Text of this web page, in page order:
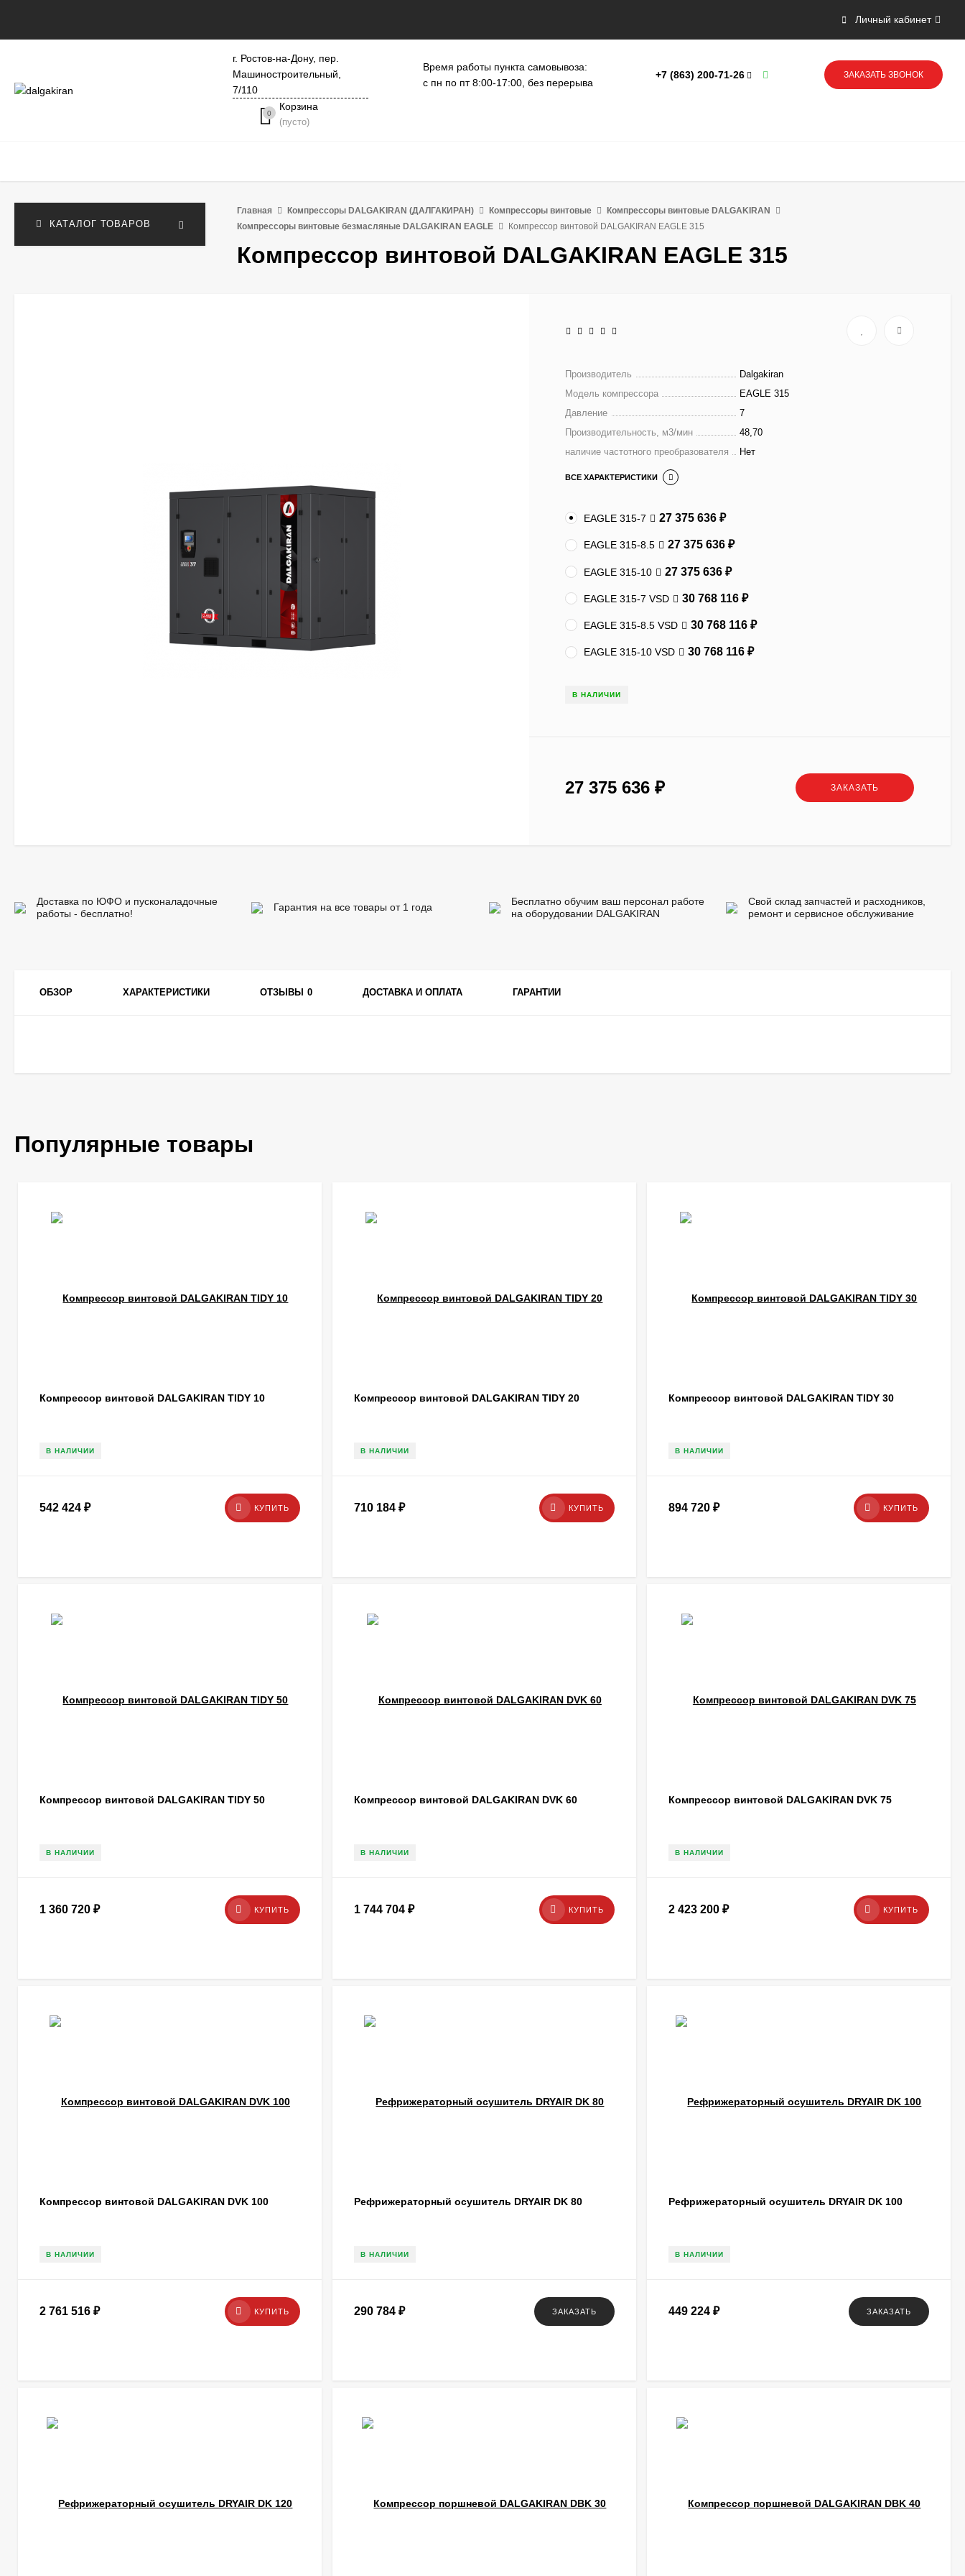
Личный кабинет
г. Ростов-на-Дону, пер.
Машиностроительный,
7/110
Время работы пункта самовывоза:
с пн по пт 8:00-17:00, без перерыва
+7 (863) 200-71-26 ЗАКАЗАТЬ ЗВОНОК
0
Корзина
(пусто)
КАТАЛОГ ТОВАРОВ
Главная Компрессоры DALGAKIRAN (ДАЛГАКИРАН) Компрессоры винтовые
Компрессоры винтовые DALGAKIRAN
Компрессоры винтовые безмасляные DALGAKIRAN EAGLE
Компрессор винтовой DALGAKIRAN EAGLE 315
Компрессор винтовой DALGAKIRAN EAGLE 315
Производитель
Dalgakiran
Модель компрессора
EAGLE 315
Давление
7
Производительность, м3/мин
48,70
наличие частотного преобразователя
Нет
ВСЕ ХАРАКТЕРИСТИКИ
EAGLE 315-7 27 375 636 ₽
EAGLE 315-8.5 27 375 636 ₽
EAGLE 315-10 27 375 636 ₽
EAGLE 315-7 VSD 30 768 116 ₽
EAGLE 315-8.5 VSD 30 768 116 ₽
EAGLE 315-10 VSD 30 768 116 ₽
В НАЛИЧИИ
27 375 636 ЗАКАЗАТЬ
Доставка по ЮФО и пусконаладочные
работы - бесплатно!
Гарантия на все товары от 1 года
Бесплатно обучим ваш персонал работе
на оборудовании DALGAKIRAN
Свой склад запчастей и расходников,
ремонт и сервисное обслуживание
ОБЗОР ХАРАКТЕРИСТИКИ ОТЗЫВЫ 0 ДОСТАВКА И ОПЛАТА ГАРАНТИИ
Популярные товары
Компрессор винтовой DALGAKIRAN TIDY 10
В НАЛИЧИИ
542 424 ₽ КУПИТЬ
Компрессор винтовой DALGAKIRAN TIDY 20
В НАЛИЧИИ
710 184 ₽ КУПИТЬ
Компрессор винтовой DALGAKIRAN TIDY 30
В НАЛИЧИИ
894 720 ₽ КУПИТЬ
Компрессор винтовой DALGAKIRAN TIDY 50
В НАЛИЧИИ
1 360 720 ₽ КУПИТЬ
Компрессор винтовой DALGAKIRAN DVK 60
В НАЛИЧИИ
1 744 704 ₽ КУПИТЬ
Компрессор винтовой DALGAKIRAN DVK 75
В НАЛИЧИИ
2 423 200 ₽ КУПИТЬ
Компрессор винтовой DALGAKIRAN DVK 100
В НАЛИЧИИ
2 761 516 ₽ КУПИТЬ
Рефрижераторный осушитель DRYAIR DK 80
В НАЛИЧИИ
290 784 ₽ ЗАКАЗАТЬ
Рефрижераторный осушитель DRYAIR DK 100
В НАЛИЧИИ
449 224 ₽ ЗАКАЗАТЬ